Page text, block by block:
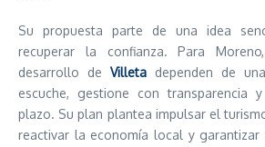
Su propuesta parte de una idea
recuperar la confianza. Para
desarrollo de Villeta dependen de
escuche, gestione con transparencia
plazo. Su plan plantea impulsar el
reactivar la economía local y garantizar